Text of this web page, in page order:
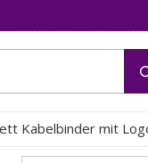
Kabelbinder mit